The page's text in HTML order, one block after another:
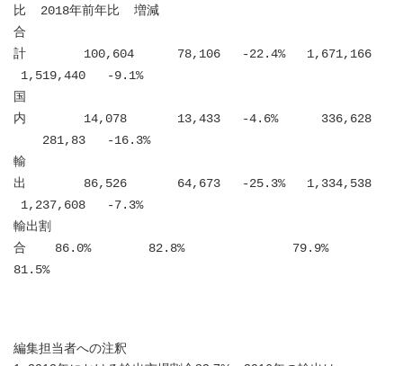
比 2018年前年比 増減
合
計 100,604 78,106 -22.4% 1,671,166
1,519,440 -9.1%
国
内 14,078 13,433 -4.6% 336,628
281,83 -16.3%
輸
出 86,526 64,673 -25.3% 1,334,538
1,237,608 -7.3%
輸出割
合 86.0% 82.8% 79.9%
81.5%
編集担当者への注釈